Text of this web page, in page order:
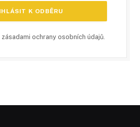
zásadami ochrany osobních údajů